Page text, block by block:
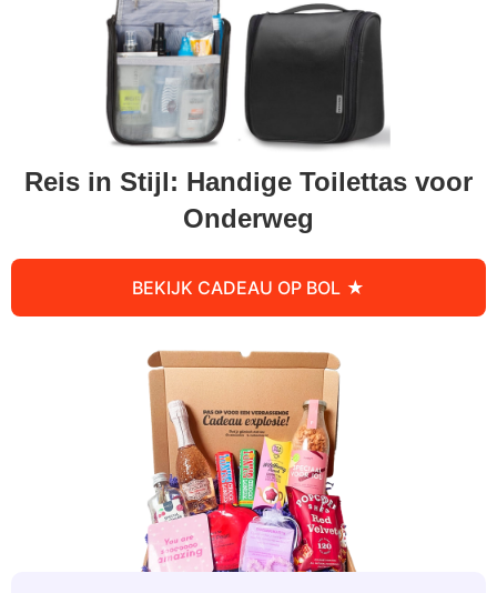
Reis in Stijl: Handige Toilettas voor
Onderweg
BEKIJK CADEAU OP BOL